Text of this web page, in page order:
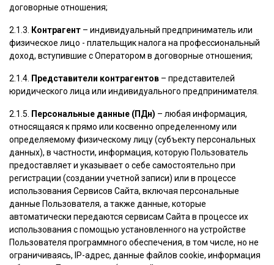
договорные отношения;
2.1.3. Контрагент – индивидуальный предприниматель или
физическое лицо - плательщик налога на профессиональный
доход, вступившие с Оператором в договорные отношения;
2.1.4. Представители контрагентов – представителей
юридического лица или индивидуального предпринимателя.
2.1.5. Персональные данные (ПДн) – любая информация,
относящаяся к прямо или косвенно определенному или
определяемому физическому лицу (субъекту персональных
данных), в частности, информация, которую Пользователь
предоставляет и указывает о себе самостоятельно при
регистрации (создании учетной записи) или в процессе
использования Сервисов Сайта, включая персональные
данные Пользователя, а также данные, которые
автоматически передаются сервисам Сайта в процессе их
использования с помощью установленного на устройстве
Пользователя программного обеспечения, в том числе, но не
ограничиваясь, IP-адрес, данные файлов cookie, информация